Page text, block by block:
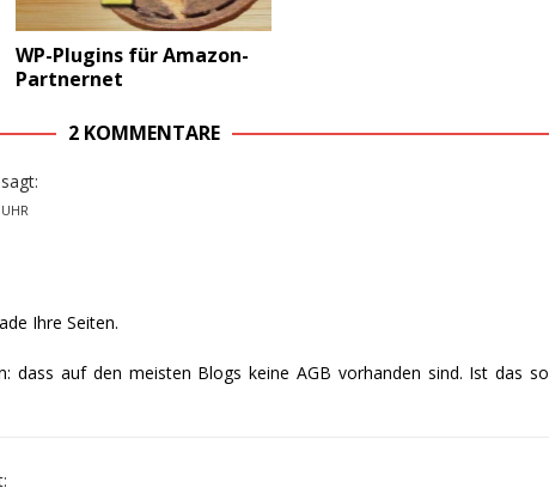
WP-Plugins für Amazon-
Partnernet
2 KOMMENTARE
sagt:
Ihre Seiten.
dass auf den meisten Blogs keine AGB vorhanden sind. Ist das so